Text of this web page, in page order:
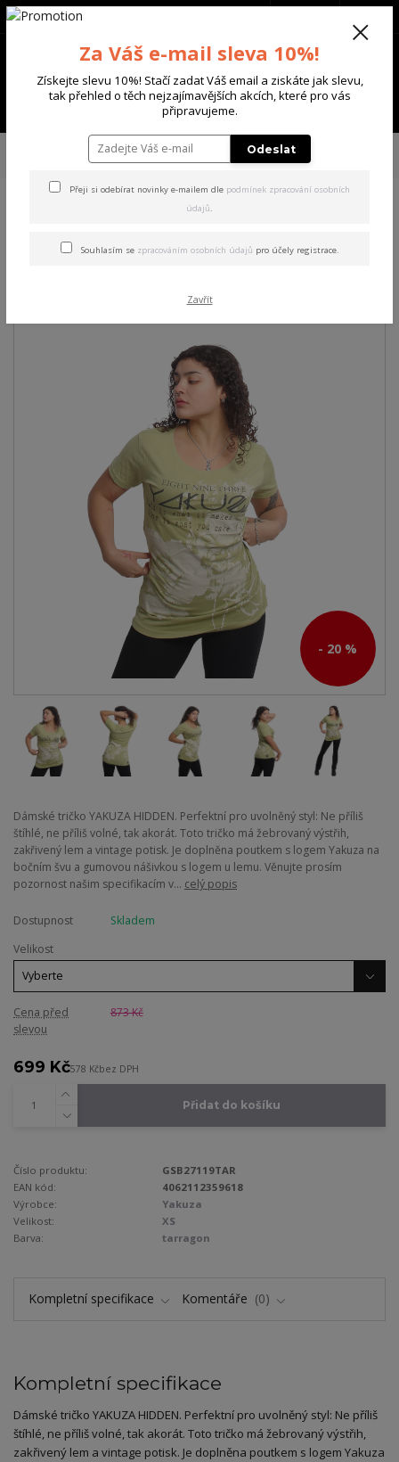
Menu
+420 702 136 620
TRIČKA & TÍLKA
Yakuza dámské tílko Hidden Curved
Crew Neck T-Shirt
Curved Crew Neck T-Shirt
- 20 %
Dámské tričko YAKUZA HIDDEN. Perfektní pro uvolněný styl: Ne příliš
štíhlé, ne příliš volné, tak akorát. Toto tričko má žebrovaný výstřih,
zakřivený lem a vintage potisk. Je doplněna poutkem s logem Yakuza na
bočním švu a gumovou nášivkou s logem u lemu. Věnujte prosím
pozornost našim specifikacím v... celý popis
Dostupnost
Skladem
Velikost
Cena před
slevou
873 Kč
699 Kč578 Kčbez DPH
Přidat do košíku
Číslo produktu:
GSB27119TAR
EAN kód:
4062112359618
Výrobce:
Yakuza
Velikost:
XS
Barva:
tarragon
Kompletní specifikace Komentáře 0
Kompletní specifikace
Dámské tričko YAKUZA HIDDEN. Perfektní pro uvolněný styl: Ne příliš
štíhlé, ne příliš volné, tak akorát. Toto tričko má žebrovaný výstřih,
zakřivený lem a vintage potisk. Je doplněna poutkem s logem Yakuza
Za Váš e-mail sleva 10%!
Získejte slevu 10%! Stačí zadat Váš email a ziskáte jak slevu,
tak přehled o těch nejzajímavějších akcích, které pro vás
připravujeme.
Odeslat
Přeji si odebírat novinky e-mailem dle podmínek zpracování osobních
údajů.
Souhlasím se zpracováním osobních údajů pro účely registrace.
Zavřít